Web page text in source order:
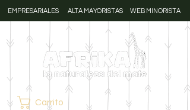
EMPRESARIALES ALTA MAYORISTAS WEB MINORISTA
Carrito